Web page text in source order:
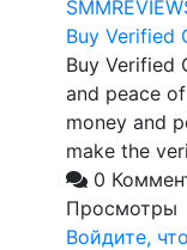
Buy Verified
Buy Verified
and peace
money and
make the
0
Просмотры
Войдите,